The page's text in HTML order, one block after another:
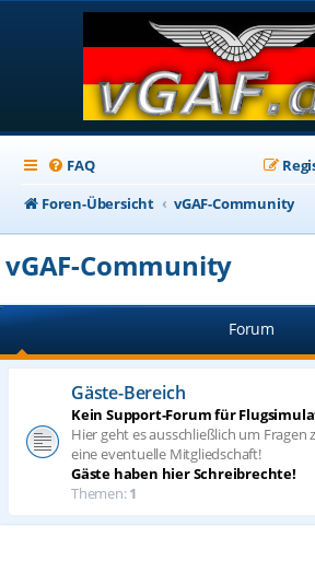
FAQ
Foren-Übersicht
vGAF-Community
vGAF-Community
Forum
Gäste-Bereich
Kein Support-Forum für
Hier geht es ausschließlich um Fragen
eine eventuelle Mitgliedschaft!
Gäste haben hier Schreibrechte!
Themen:1